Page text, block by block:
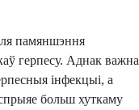
памяншэння
герпесу. Аднак важна
інфекцыі, а
больш хуткаму